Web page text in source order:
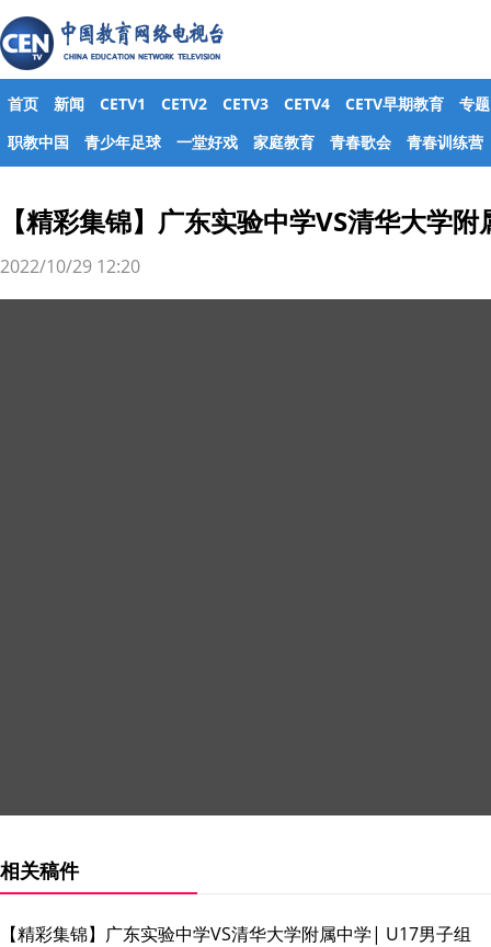
首页 新闻 CETV1 CETV2 CETV3 CETV4 CETV早期教育
专题
职教中国
青少年足球 一堂好戏 家庭教育 青春歌会 青春训练营
【精彩集锦】广东实验中学VS清华大学
2022/10/29 12:20
相关稿件
【精彩集锦】广东实验中学VS清华大学附属中学| U17男子组